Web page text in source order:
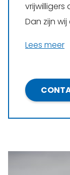
vrijwilligers
Dan zijn
Lees meer